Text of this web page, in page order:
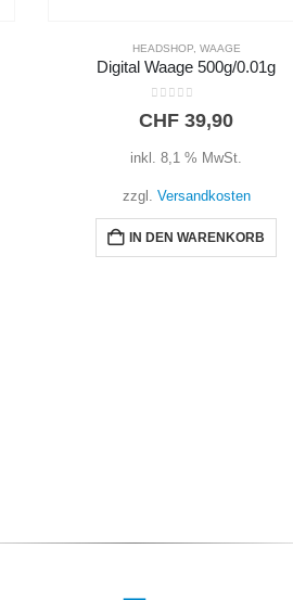
HEADSHOP,ZIGARETTENPAPIER
OCB Double Premium
CHF 2,00
inkl. 8,1 % MwSt.
zzgl. Versandkosten
IN DEN WARENKORB